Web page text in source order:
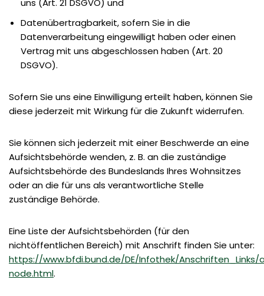
uns (Art. 21 DSGVO) und
Datenübertragbarkeit, sofern Sie in die
Datenverarbeitung eingewilligt haben oder einen
Vertrag mit uns abgeschlossen haben (Art. 20
DSGVO).
Sofern Sie uns eine Einwilligung erteilt haben, können Sie
diese jederzeit mit Wirkung für die Zukunft widerrufen.
Sie können sich jederzeit mit einer Beschwerde an eine
Aufsichtsbehörde wenden, z. B. an die zuständige
Aufsichtsbehörde des Bundeslands Ihres Wohnsitzes
oder an die für uns als verantwortliche Stelle
zuständige Behörde.
Eine Liste der Aufsichtsbehörden (für den
nichtöffentlichen Bereich) mit Anschrift finden Sie unter:
https://www.bfdi.bund.de/DE/Infothek/Anschriften_Links/
node.html.